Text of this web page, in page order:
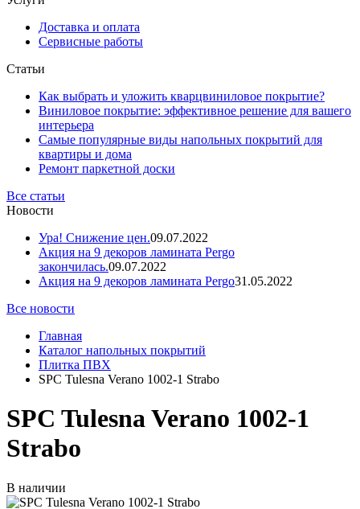
Доставка и оплата
Сервисные работы
Статьи
Как выбрать и уложить кварцвиниловое покрытие?
Виниловое покрытие: эффективное решение для вашего
интерьера
Самые популярные виды напольных покрытий для
квартиры и дома
Ремонт паркетной доски
Все статьи
Новости
Ура! Снижение цен.09.07.2022
Акция на 9 декоров ламината Pergo
закончилась.09.07.2022
Акция на 9 декоров ламината Pergo31.05.2022
Все новости
Главная
Каталог напольных покрытий
Плитка ПВХ
SPC Tulesna Verano 1002-1 Strabo
SPC Tulesna Verano 1002-1
Strabo
В наличии